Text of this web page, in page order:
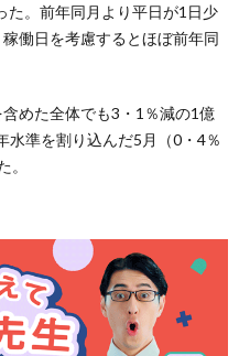
た。前年同月より平日が1日少
働日を考慮するとほぼ前年同
めた全体でも3・1％減の1億
水準を割り込んだ5月（0・4％
。